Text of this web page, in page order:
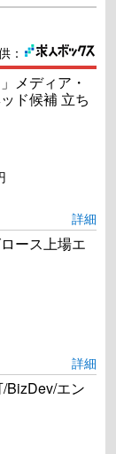
：
メディア・
ド候補 立ち
詳細
ース上場エ
詳細
BizDev/エン